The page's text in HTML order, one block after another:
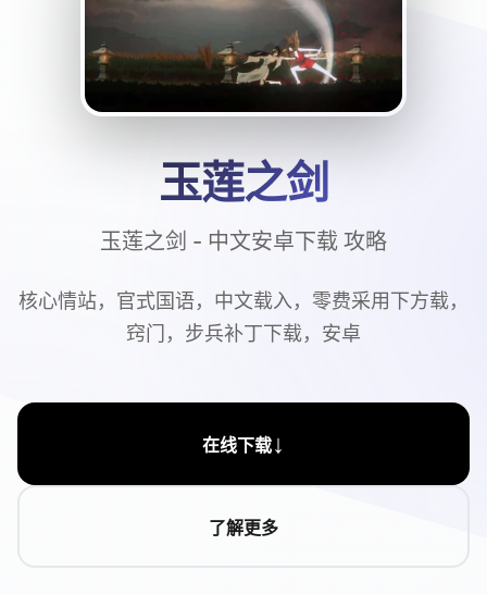
玉莲之剑
玉莲之剑 - 中文安卓下载 攻略
核心情站，官式国语，中文载入，零费采用下方载，
窍门，步兵补丁下载，安卓
在线下载↓
了解更多